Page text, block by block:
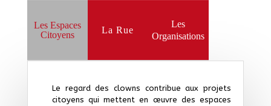
Les Espaces
Citoyens
La Rue
Les
Organisations
Le regard des clowns contribue aux projets
citoyens qui mettent en œuvre des espaces